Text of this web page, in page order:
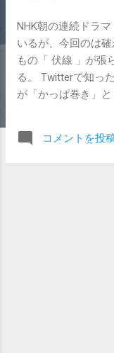
NHK朝の連続ドラ
いるが、今回のは
もの「 伏線 」が張
る。 Twitterで知っ
が「かっぱ巻き」
荒巻さんと春子の
コメントを投